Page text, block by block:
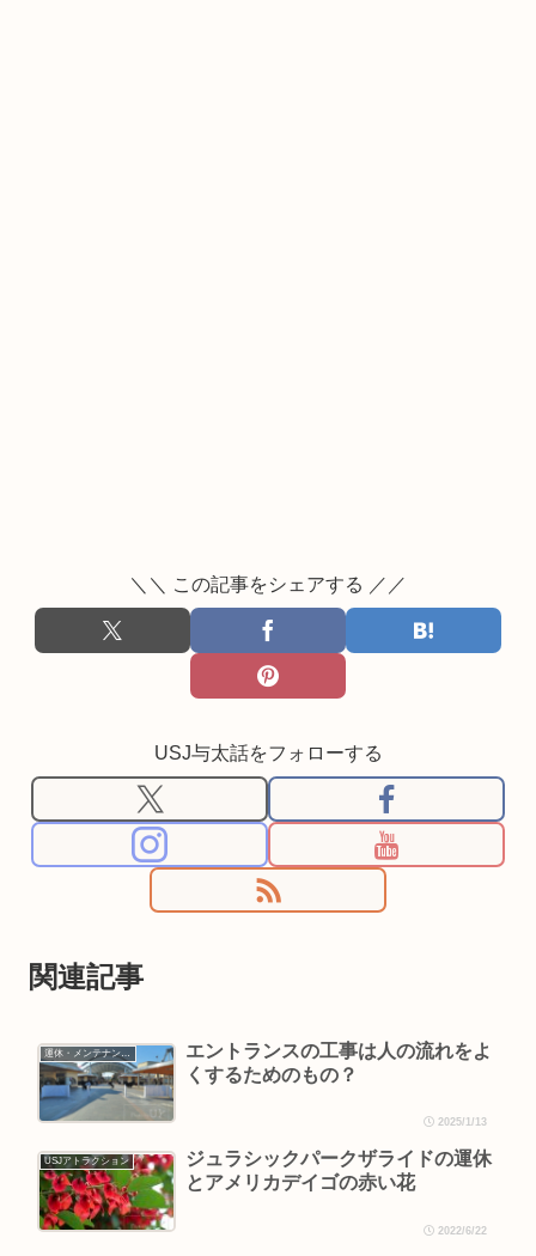
＼＼ この記事をシェアする ／／
USJ与太話をフォローする
関連記事
運休・メンテナンス情報
エントランスの工事は人の流れをよ
くするためのもの？
2025/1/13
USJアトラクション
ジュラシックパークザライドの運休
とアメリカデイゴの赤い花
2022/6/22